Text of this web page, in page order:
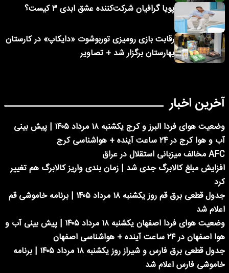
پویا گرافیان شرکت‌کننده عشق ابدی ۳ کیست؟
رقابت بازی رومیزی توربوشوت «دایکاپ» در کارستان
بهارستان برگزار شد + تصاویر
آخرین اخبار
وضعیت هوای فردا البرز و کرج یکشنبه ۱۸ مرداد ۱۴۰۵ | پیش بینی
آب و هوا کرج در ۲۴ ساعت آینده + هواشناسی کرج
AFC مخالف میزبانی استقلال در عراق
افزایش مبلغ کالابرگ جدی شد | زمان بندی واریز کالابرگ هم تغییر
کرد
جدول قطعی برق قم روز یکشنبه ۱۸ مرداد ۱۴۰۵ | برنامه خاموشی قم
اعلام شد
وضعیت هوای فردا اصفهان یکشنبه ۱۸ مرداد ۱۴۰۵ | پیش بینی آب و
هوا اصفهان در ۲۴ ساعت آینده + هواشناسی اصفهان
جدول قطعی برق فارس و شیراز روز یکشنبه ۱۸ مرداد ۱۴۰۵ | برنامه
خاموشی فارس اعلام شد